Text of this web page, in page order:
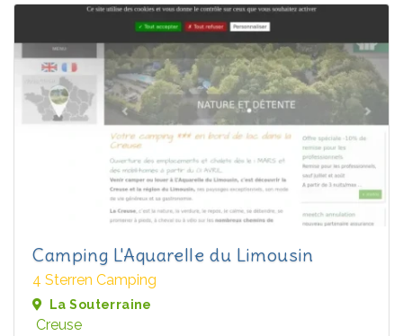
Camping L'Aquarelle du Limousin
4 Sterren Camping
La Souterraine
Creuse